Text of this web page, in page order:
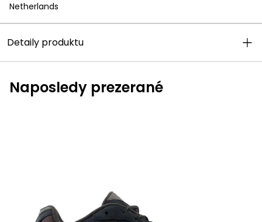
Netherlands
Detaily produktu
Naposledy prezerané